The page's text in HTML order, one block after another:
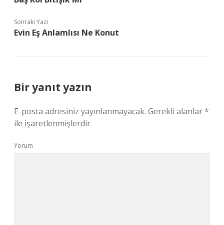
Sonraki Yazı
Evin Eş Anlamlısı Ne Konut
Bir yanıt yazın
E-posta adresiniz yayınlanmayacak. Gerekli alanlar*
ile işaretlenmişlerdir
Yorum